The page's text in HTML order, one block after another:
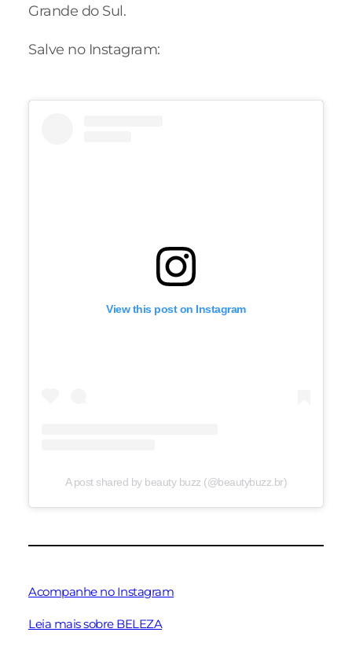
Grande do Sul.
Salve no Instagram:
View this post on Instagram
A post shared by beauty buzz (@beautybuzz.br)
Acompanhe no Instagram
Leia mais sobre BELEZA